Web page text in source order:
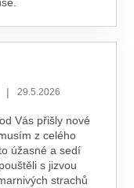
obchodu je 5 z 5
| 29.5.2026
Vás přišly nové
z celého
úžasné a sedí
s jizvou
strachů